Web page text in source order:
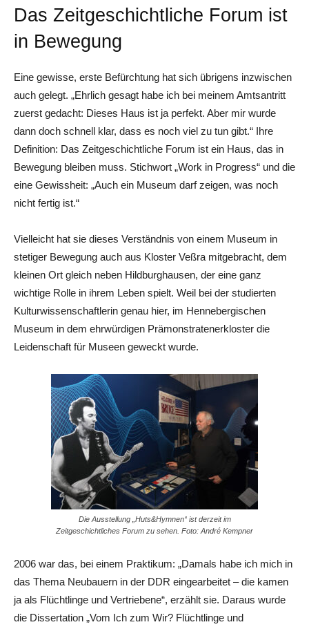
Das Zeitgeschichtliche Forum ist
in Bewegung
Eine gewisse, erste Befürchtung hat sich übrigens inzwischen
auch gelegt. „Ehrlich gesagt habe ich bei meinem Amtsantritt
zuerst gedacht: Dieses Haus ist ja perfekt. Aber mir wurde
dann doch schnell klar, dass es noch viel zu tun gibt.“ Ihre
Definition: Das Zeitgeschichtliche Forum ist ein Haus, das in
Bewegung bleiben muss. Stichwort „Work in Progress“ und die
eine Gewissheit: „Auch ein Museum darf zeigen, was noch
nicht fertig ist.“
Vielleicht hat sie dieses Verständnis von einem Museum in
stetiger Bewegung auch aus Kloster Veßra mitgebracht, dem
kleinen Ort gleich neben Hildburghausen, der eine ganz
wichtige Rolle in ihrem Leben spielt. Weil bei der studierten
Kulturwissenschaftlerin genau hier, im Hennebergischen
Museum in dem ehrwürdigen Prämonstratenerkloster die
Leidenschaft für Museen geweckt wurde.
Die Ausstellung „Huts&Hymnen“ ist derzeit im
Zeitgeschichtliches Forum zu sehen. Foto: André Kempner
2006 war das, bei einem Praktikum: „Damals habe ich mich in
das Thema Neubauern in der DDR eingearbeitet – die kamen
ja als Flüchtlinge und Vertriebene“, erzählt sie. Daraus wurde
die Dissertation „Vom Ich zum Wir? Flüchtlinge und